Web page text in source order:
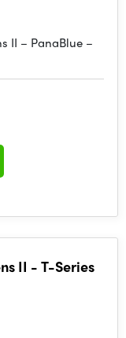
II – PanaBlue –
II - T-Series